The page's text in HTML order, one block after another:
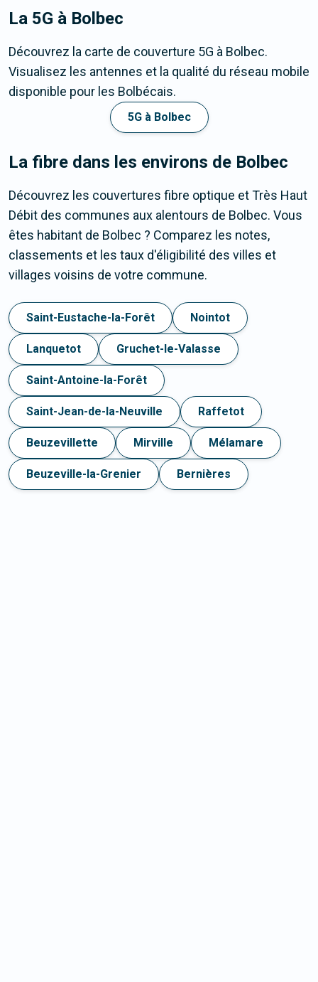
La 5G à Bolbec
Découvrez la carte de couverture 5G à Bolbec.
Visualisez les antennes et la qualité du réseau mobile
disponible pour les Bolbécais.
5G à Bolbec
La fibre dans les environs de Bolbec
Découvrez les couvertures fibre optique et Très Haut
Débit des communes aux alentours de Bolbec. Vous
êtes habitant de Bolbec ? Comparez les notes,
classements et les taux d'éligibilité des villes et
villages voisins de votre commune.
Saint-Eustache-la-Forêt Nointot
Lanquetot Gruchet-le-Valasse
Saint-Antoine-la-Forêt
Saint-Jean-de-la-Neuville Raffetot
Beuzevillette Mirville Mélamare
Beuzeville-la-Grenier Bernières